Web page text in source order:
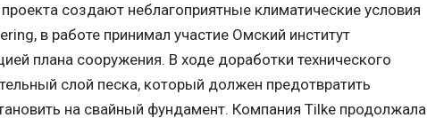
создают неблагоприятные климатические условия
в работе принимал участие Омский институт
плана сооружения. В ходе доработки технического
слой песка, который должен предотвратить
на свайный фундамент. Компания Tilke продолжала